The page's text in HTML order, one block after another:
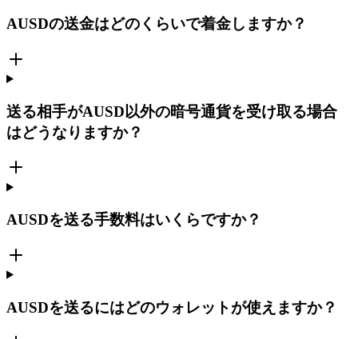
AUSDの送金はどのくらいで着金しますか？
送る相手がAUSD以外の暗号通貨を受け取る場合
はどうなりますか？
AUSDを送る手数料はいくらですか？
AUSDを送るにはどのウォレットが使えますか？